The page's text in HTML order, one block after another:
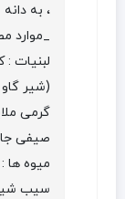
، به دانه
_موارد
لبنیات
(شیر
گرمی
صیفی
میوه ها
سیب